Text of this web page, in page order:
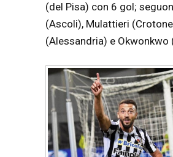
(del Pisa) con 6 gol;
(Ascoli), Mulattieri
(Alessandria) e Okwonkwo